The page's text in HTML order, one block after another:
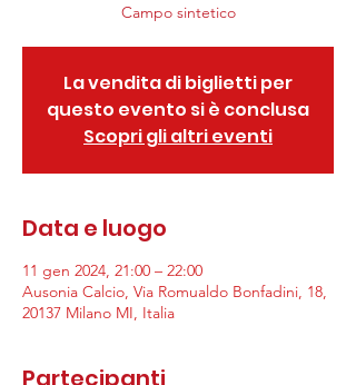
Campo sintetico
La vendita di biglietti per
questo evento si è conclusa
Scopri gli altri eventi
Data e luogo
11 gen 2024, 21:00 – 22:00
Ausonia Calcio, Via Romualdo Bonfadini, 18,
20137 Milano MI, Italia
Partecipanti